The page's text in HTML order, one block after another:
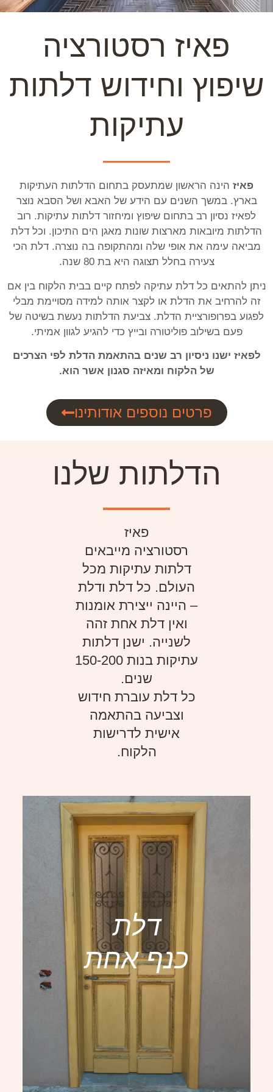
פאיז רסטורציה
שיפוץ וחידוש דלתות
עתיקות
פאיז הינה הראשון שמתעסק בתחום הדלתות העתיקות
בארץ. במשך השנים עם הידע של האבא ושל הסבא נוצר
לפאיז נסיון רב בתחום שיפוץ ומיחזור דלתות עתיקות. רוב
הדלתות מיובאות מארצות שונות מאגן הים התיכון. וכל דלת
מביאה עימה את אופי שלה ומהתקופה בה נוצרה. דלת הכי
צעירה בחלל תצוגה היא בת 80 שנה.
ניתן להתאים כל דלת עתיקה לפתח קיים בבית הלקוח בין אם
זה להרחיב את הדלת או לקצר אותה למידה מסויימת מבלי
לפגוע בפרופורציית הדלת. צביעת הדלתות נעשת בשיטה של
פעם בשילוב פוליטורה ובייץ כדי להגיע לגוון אמיתי.
לפאיז ישנו ניסיון רב שנים בהתאמת הדלת לפי הצרכים
של הלקוח ומאיזה סגנון אשר הוא.
פרטים נוספים אודותינו
הדלתות שלנו
פאיז
רסטורציה מייבאים
דלתות עתיקות מכל
העולם. כל דלת ודלת
– היינה ייצירת אומנות
ואין דלת אחת זהה
לשנייה. ישנן דלתות
עתיקות בנות 150-200
שנים.
כל דלת עוברת חידוש
וצביעה בהתאמה
אישית לדרישות
הלקוח.
דלת
כנף אחת